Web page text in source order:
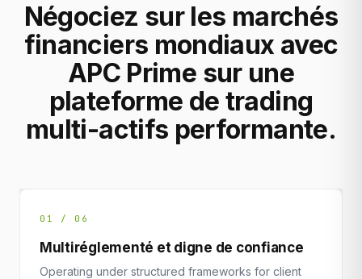
Négociez sur les marchés
financiers mondiaux avec
APC Prime sur une
plateforme de trading
multi-actifs performante.
01 / 06
Multiréglementé et digne de confiance
Operating under structured frameworks for client